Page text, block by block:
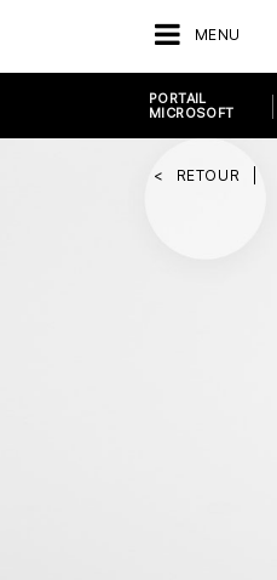
MENU
PORTAIL
MICROSOFT
RETOUR